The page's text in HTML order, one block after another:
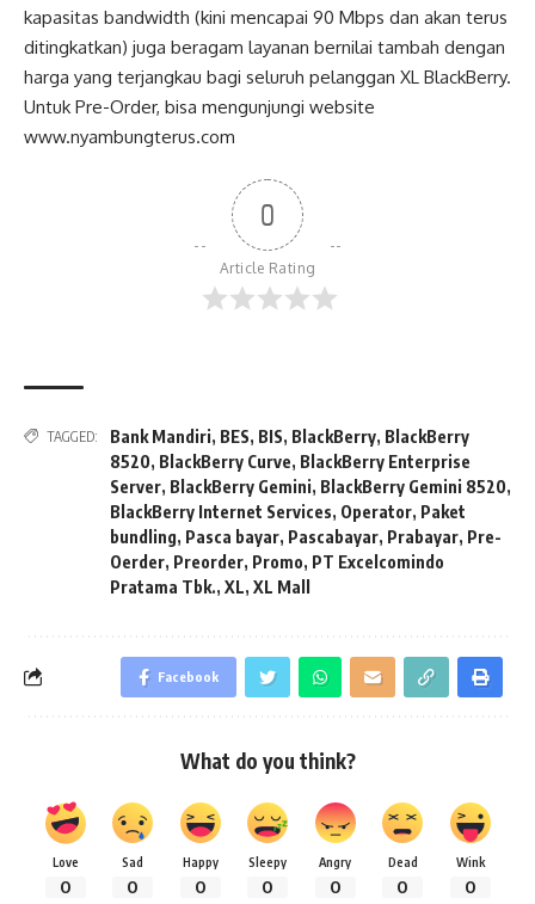
kapasitas bandwidth (kini mencapai 90 Mbps dan akan terus
ditingkatkan) juga beragam layanan bernilai tambah dengan
harga yang terjangkau bagi seluruh pelanggan XL BlackBerry.
Untuk Pre-Order, bisa mengunjungi website
www.nyambungterus.com
0
Article Rating
TAGGED: Bank Mandiri, BES, BIS, BlackBerry, BlackBerry
8520, BlackBerry Curve, BlackBerry Enterprise
Server, BlackBerry Gemini, BlackBerry Gemini 8520,
BlackBerry Internet Services, Operator, Paket
bundling, Pasca bayar, Pascabayar, Prabayar, Pre-
Oerder, Preorder, Promo, PT Excelcomindo
Pratama Tbk., XL, XL Mall
Facebook
What do you think?
Love
0
Sad
0
Happy
0
Sleepy
0
Angry
0
Dead
0
Wink
0